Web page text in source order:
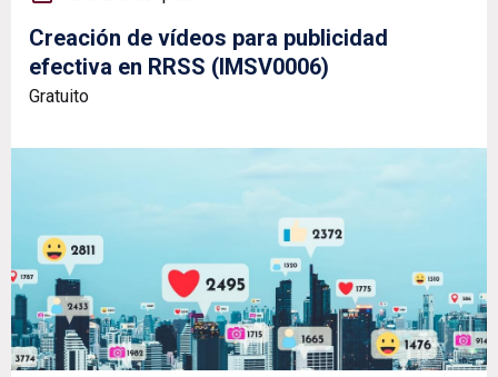
Creación de vídeos para publicidad
efectiva en RRSS (IMSV0006)
Gratuito